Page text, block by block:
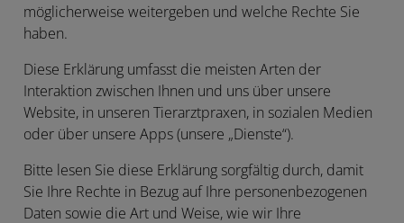
möglicherweise weitergeben und welche Rechte Sie
haben.
Diese Erklärung umfasst die meisten Arten der
Interaktion zwischen Ihnen und uns über unsere
Website, in unseren Tierarztpraxen, in sozialen Medien
oder über unsere Apps (unsere „Dienste“).
Bitte lesen Sie diese Erklärung sorgfältig durch, damit
Sie Ihre Rechte in Bezug auf Ihre personenbezogenen
Daten sowie die Art und Weise, wie wir Ihre